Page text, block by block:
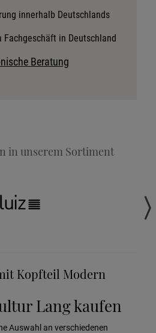
anfordern
Beratung anfordern
innerhalb Deutschlands
Fachgeschäft in Deutschland
Beratung
in unserem Sortiment
Kopfteil Modern
Lang kaufen
Auswahl an verschiedenen